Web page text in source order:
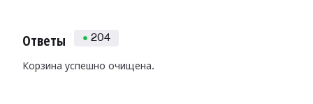
Ответы 204
Корзина успешно очищена.